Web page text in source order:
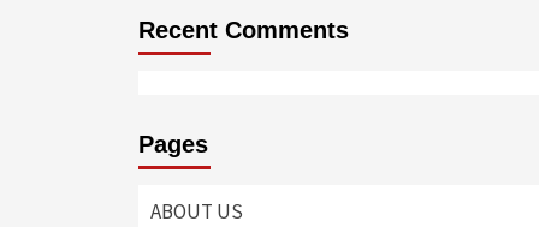
Recent Comments
Pages
ABOUT US